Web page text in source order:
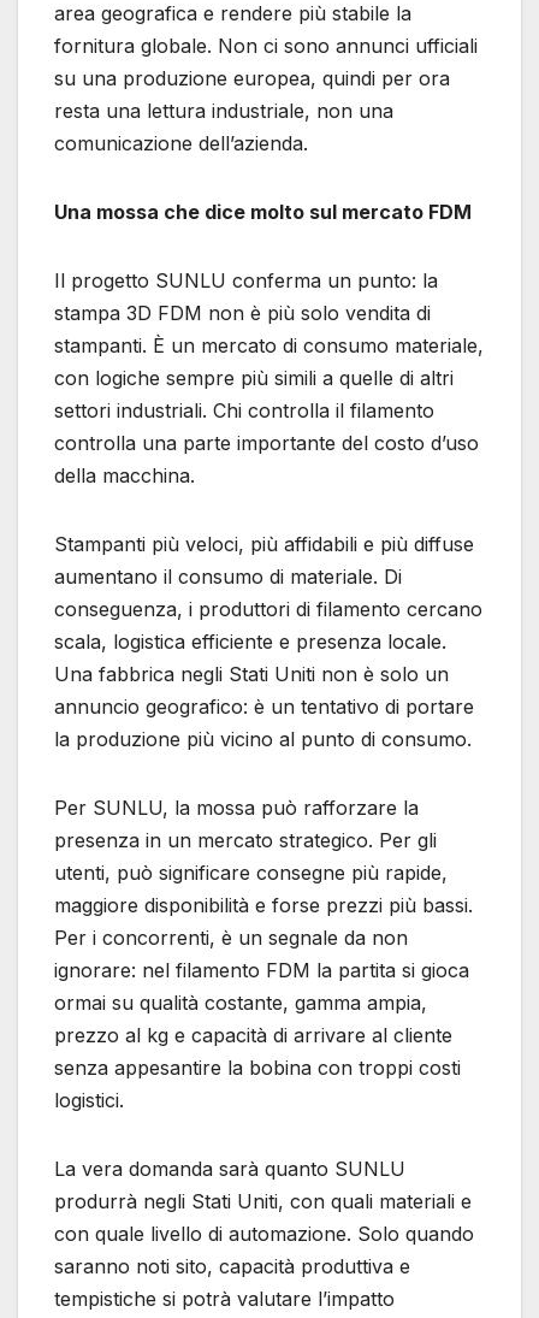
area geografica e rendere più stabile la
fornitura globale. Non ci sono annunci ufficiali
su una produzione europea, quindi per ora
resta una lettura industriale, non una
comunicazione dell’azienda.
Una mossa che dice molto sul mercato FDM
Il progetto SUNLU conferma un punto: la
stampa 3D FDM non è più solo vendita di
stampanti. È un mercato di consumo materiale,
con logiche sempre più simili a quelle di altri
settori industriali. Chi controlla il filamento
controlla una parte importante del costo d’uso
della macchina.
Stampanti più veloci, più affidabili e più diffuse
aumentano il consumo di materiale. Di
conseguenza, i produttori di filamento cercano
scala, logistica efficiente e presenza locale.
Una fabbrica negli Stati Uniti non è solo un
annuncio geografico: è un tentativo di portare
la produzione più vicino al punto di consumo.
Per SUNLU, la mossa può rafforzare la
presenza in un mercato strategico. Per gli
utenti, può significare consegne più rapide,
maggiore disponibilità e forse prezzi più bassi.
Per i concorrenti, è un segnale da non
ignorare: nel filamento FDM la partita si gioca
ormai su qualità costante, gamma ampia,
prezzo al kg e capacità di arrivare al cliente
senza appesantire la bobina con troppi costi
logistici.
La vera domanda sarà quanto SUNLU
produrrà negli Stati Uniti, con quali materiali e
con quale livello di automazione. Solo quando
saranno noti sito, capacità produttiva e
tempistiche si potrà valutare l’impatto